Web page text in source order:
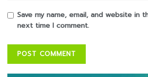
Save my name, email, and website in
next time I comment.